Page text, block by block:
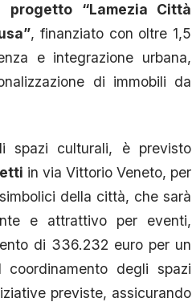
progetto “Lamezia Città
, finanziato con oltre 1,5
e integrazione urbana,
di immobili da
spazi culturali, è previsto
in via Vittorio Veneto, per
della città, che sarà
e attrattivo per eventi,
di 336.232 euro per un
degli spazi
previste, assicurando